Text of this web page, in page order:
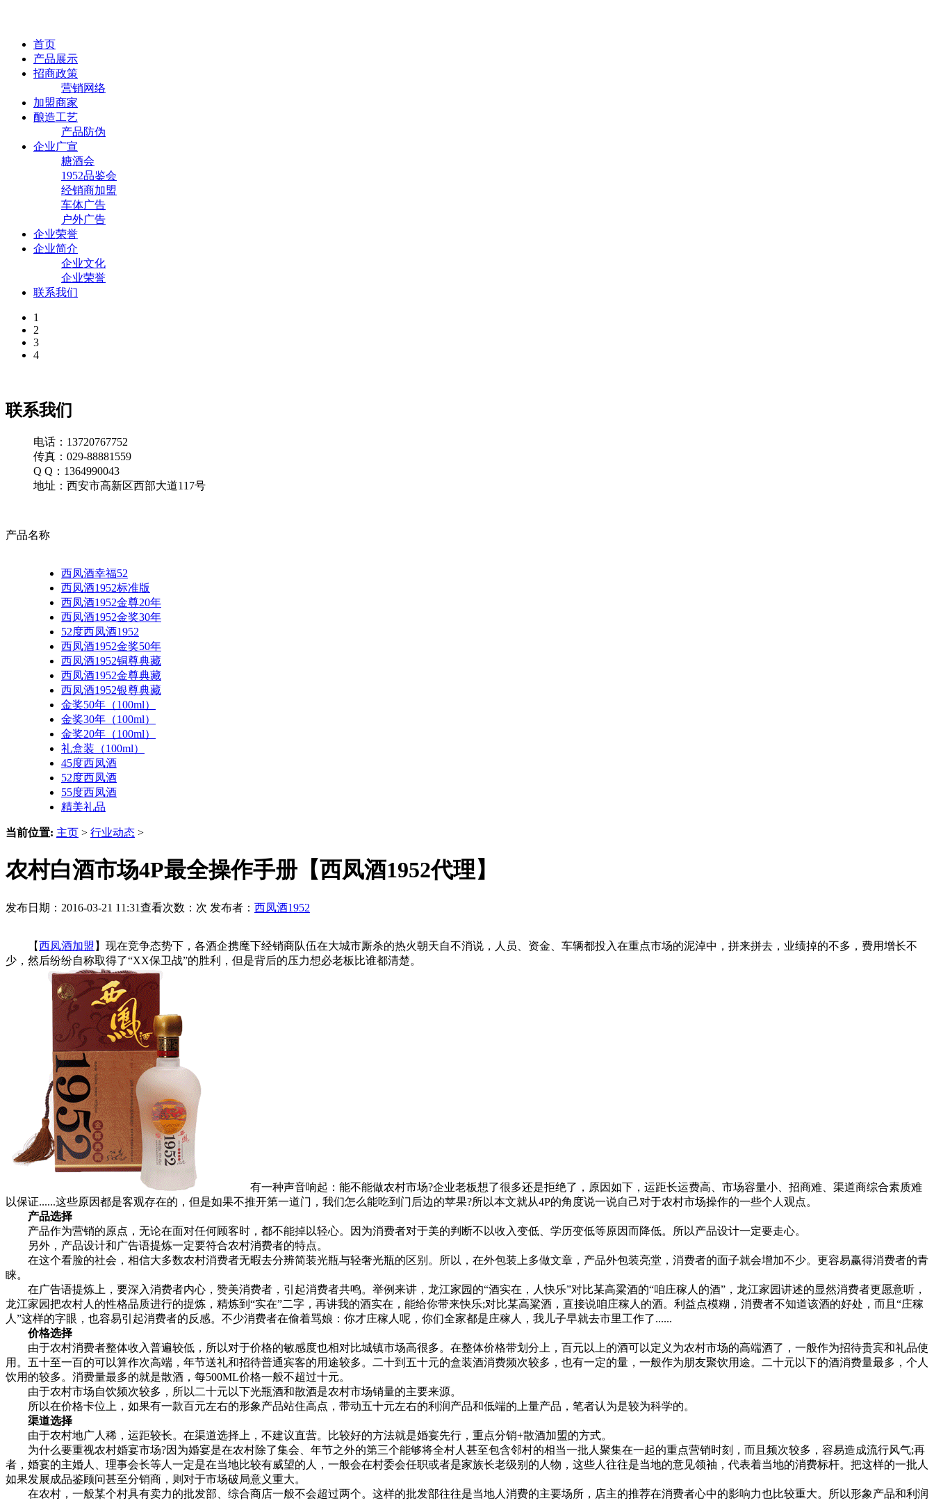
首页
产品展示
招商政策
营销网络
加盟商家
酿造工艺
产品防伪
企业广宣
糖酒会
1952品鉴会
经销商加盟
车体广告
户外广告
企业荣誉
企业简介
企业文化
企业荣誉
联系我们
1
2
3
4
联系我们
电话：13720767752
传真：029-88881559
Q Q：1364990043
地址：西安市高新区西部大道117号
产品名称
西凤酒幸福52
西凤酒1952标准版
西凤酒1952金尊20年
西凤酒1952金奖30年
52度西凤酒1952
西凤酒1952金奖50年
西凤酒1952铜尊典藏
西凤酒1952金尊典藏
西凤酒1952银尊典藏
金奖50年（100ml）
金奖30年（100ml）
金奖20年（100ml）
礼盒装（100ml）
45度西凤酒
52度西凤酒
55度西凤酒
精美礼品
当前位置: 主页 > 行业动态 >
农村白酒市场4P最全操作手册【西凤酒1952代理】
发布日期：2016-03-21 11:31查看次数： 次 发布者： 西凤酒1952
【西凤酒加盟 】现在竞争态势下，各酒企携麾下经销商队伍在大城市厮杀的热火朝天自不消说，人员、资金、车辆都投入在重点市场的泥淖中，拼来拼去，业绩掉的不多，费用增长不
少，然后纷纷自称取得了“XX保卫战”的胜利，但是背后的压力想必老板比谁都清楚。
有一种声音响起：能不能做农村市场?企业老板想了很多还是拒绝了，原因如下，运距长运费高、市场容量小、招商难、渠道商综合素质难
以保证......这些原因都是客观存在的，但是如果不推开第一道门，我们怎么能吃到门后边的苹果?所以本文就从4P的角度说一说自己对于农村市场操作的一些个人观点。
产品选择
产品作为营销的原点，无论在面对任何顾客时，都不能掉以轻心。因为消费者对于美的判断不以收入变低、学历变低等原因而降低。所以产品设计一定要走心。
另外，产品设计和广告语提炼一定要符合农村消费者的特点。
在这个看脸的社会，相信大多数农村消费者无暇去分辨简装光瓶与轻奢光瓶的区别。所以，在外包装上多做文章，产品外包装亮堂，消费者的面子就会增加不少。更容易赢得消费者的青
睐。
在广告语提炼上，要深入消费者内心，赞美消费者，引起消费者共鸣。举例来讲，龙江家园的“酒实在，人快乐”对比某高粱酒的“咱庄稼人的酒”，龙江家园讲述的显然消费者更愿意听，
龙江家园把农村人的性格品质进行的提炼，精炼到“实在”二字，再讲我的酒实在，能给你带来快乐;对比某高粱酒，直接说咱庄稼人的酒。利益点模糊，消费者不知道该酒的好处，而且“庄稼
人”这样的字眼，也容易引起消费者的反感。不少消费者在偷着骂娘：你才庄稼人呢，你们全家都是庄稼人，我儿子早就去市里工作了......
价格选择
由于农村消费者整体收入普遍较低，所以对于价格的敏感度也相对比城镇市场高很多。在整体价格带划分上，百元以上的酒可以定义为农村市场的高端酒了，一般作为招待贵宾和礼品使
用。五十至一百的可以算作次高端，年节送礼和招待普通宾客的用途较多。二十到五十元的盒装酒消费频次较多，也有一定的量，一般作为朋友聚饮用途。二十元以下的酒消费量最多，个人
饮用的较多。消费量最多的就是散酒，每500ML价格一般不超过十元。
由于农村市场自饮频次较多，所以二十元以下光瓶酒和散酒是农村市场销量的主要来源。
所以在价格卡位上，如果有一款百元左右的形象产品站住高点，带动五十元左右的利润产品和低端的上量产品，笔者认为是较为科学的。
渠道选择
由于农村地广人稀，运距较长。在渠道选择上，不建议直营。比较好的方法就是婚宴先行，重点分销+散酒加盟的方式。
为什么要重视农村婚宴市场?因为婚宴是在农村除了集会、年节之外的第三个能够将全村人甚至包含邻村的相当一批人聚集在一起的重点营销时刻，而且频次较多，容易造成流行风气;再
者，婚宴的主婚人、理事会长等人一定是在当地比较有威望的人，一般会在村委会任职或者是家族长老级别的人物，这些人往往是当地的意见领袖，代表着当地的消费标杆。把这样的一批人
如果发展成品鉴顾问甚至分销商，则对于市场破局意义重大。
在农村，一般某个村具有卖力的批发部、综合商店一般不会超过两个。这样的批发部往往是当地人消费的主要场所，店主的推荐在消费者心中的影响力也比较重大。所以形象产品和利润